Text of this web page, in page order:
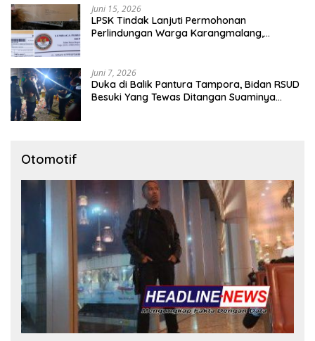
Juni 15, 2026
LPSK Tindak Lanjuti Permohonan
Perlindungan Warga Karangmalang,
Juni 7, 2026
Duka di Balik Pantura Tampora, Bidan RSUD
Besuki Yang Tewas Ditangan Suaminya
Otomotif